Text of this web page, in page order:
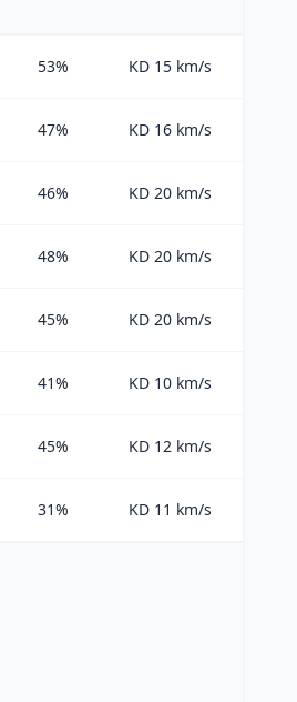
53% KD 15 km/s
47% KD 16 km/s
46% KD 20 km/s
48% KD 20 km/s
45% KD 20 km/s
41% KD 10 km/s
45% KD 12 km/s
31% KD 11 km/s